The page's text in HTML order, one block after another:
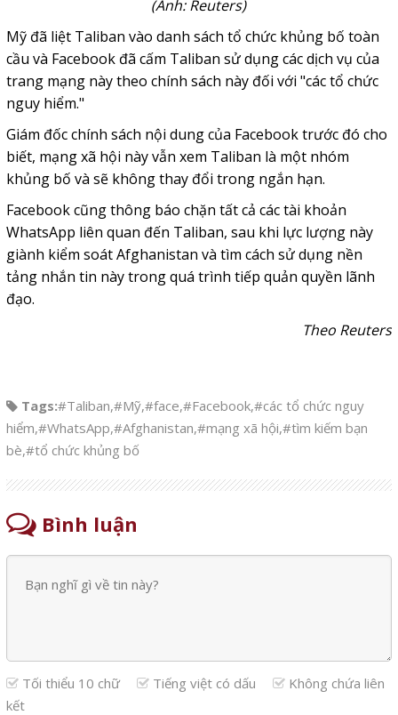
(Ảnh: Reuters)
Mỹ đã liệt Taliban vào danh sách tổ chức khủng bố toàn
cầu và Facebook đã cấm Taliban sử dụng các dịch vụ của
trang mạng này theo chính sách này đối với "các tổ chức
nguy hiểm."
Giám đốc chính sách nội dung của Facebook trước đó cho
biết, mạng xã hội này vẫn xem Taliban là một nhóm
khủng bố và sẽ không thay đổi trong ngắn hạn.
Facebook cũng thông báo chặn tất cả các tài khoản
WhatsApp liên quan đến Taliban, sau khi lực lượng này
giành kiểm soát Afghanistan và tìm cách sử dụng nền
tảng nhắn tin này trong quá trình tiếp quản quyền lãnh
đạo.
Theo Reuters
Tags:#Taliban,#Mỹ,#face,#Facebook,#các tổ chức nguy
hiểm,#WhatsApp,#Afghanistan,#mạng xã hội,#tìm kiếm bạn
bè,#tổ chức khủng bố
Bình luận
Tối thiểu 10 chữ Tiếng việt có dấu
Không chứa liên
kết